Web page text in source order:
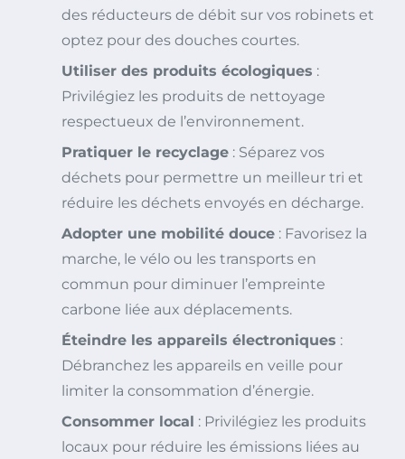
des réducteurs de débit sur vos robinets et
optez pour des douches courtes.
Utiliser des produits écologiques :
Privilégiez les produits de nettoyage
respectueux de l’environnement.
Pratiquer le recyclage : Séparez vos
déchets pour permettre un meilleur tri et
réduire les déchets envoyés en décharge.
Adopter une mobilité douce : Favorisez la
marche, le vélo ou les transports en
commun pour diminuer l’empreinte
carbone liée aux déplacements.
Éteindre les appareils électroniques :
Débranchez les appareils en veille pour
limiter la consommation d’énergie.
Consommer local : Privilégiez les produits
locaux pour réduire les émissions liées au